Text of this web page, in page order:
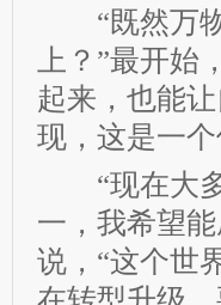
“既然万物
上？”最开
起来，也能
现，这是一
“现在大多
一，我希望
说，“这个世